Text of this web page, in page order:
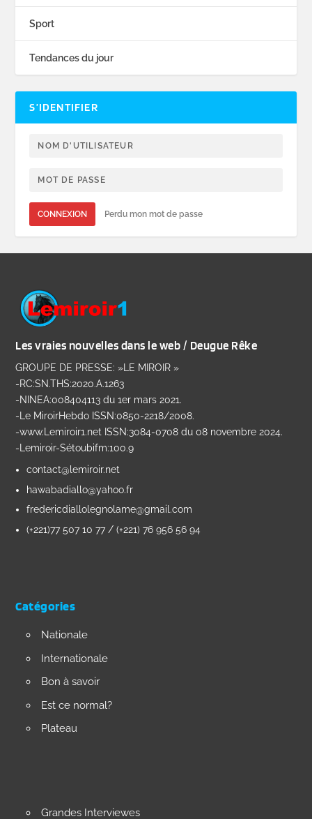
Sport
Tendances du jour
S’IDENTIFIER
CONNEXION Perdu mon mot de passe
Les vraies nouvelles dans le web / Deugue Rêke
GROUPE DE PRESSE: »LE MIROIR »
-RC:SN.THS:2020.A.1263
-NINEA:008404113 du 1er mars 2021.
-Le MiroirHebdo ISSN:0850-2218/2008.
-www.Lemiroir1.net ISSN:3084-0708 du 08 novembre 2024.
-Lemiroir-Sétoubifm:100.9
contact@lemiroir.net
hawabadiallo@yahoo.fr
fredericdiallolegnolame@gmail.com
(+221)77 507 10 77 / (+221) 76 956 56 94
Catégories
Nationale
Internationale
Bon à savoir
Est ce normal?
Plateau
Grandes Interviewes